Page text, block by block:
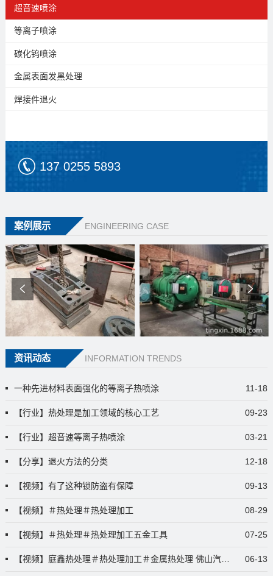
超音速喷涂
等离子喷涂
碳化钨喷涂
金属表面发黑处理
焊接件退火
137 0255 5893
案例展示 ENGINEERING CASE
资讯动态 INFORMATION TRENDS
11-18
一种先进材料表面强化的等离子热喷涂
09-23
【行业】热处理是加工领域的核心工艺
03-21
【行业】超音速等离子热喷涂
12-18
【分享】退火方法的分类
09-13
【视频】有了这种锁防盗有保障
08-29
【视频】＃热处理＃热处理加工
07-25
【视频】＃热处理＃热处理加工五金工具
06-13
【视频】庭鑫热处理＃热处理加工＃金属热处理 佛山汽配热处理哪